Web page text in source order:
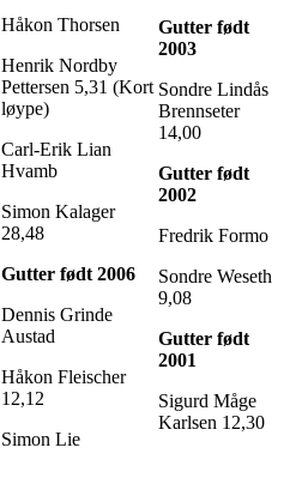
Håkon Thorsen
Henrik Nordby
Pettersen 5,31 (Kort
løype)
Carl-Erik Lian
Hvamb
Simon Kalager
28,48
Gutter født 2006
Dennis Grinde
Austad
Håkon Fleischer
12,12
Simon Lie
Gutter født
2003
Sondre Lindås
Brennseter
14,00
Gutter født
2002
Fredrik Formo
Sondre Weseth
9,08
Gutter født
2001
Sigurd Måge
Karlsen 12,30